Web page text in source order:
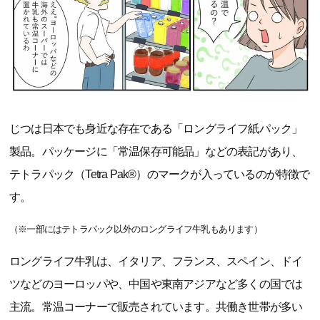
じつは日本でも身近な存在である「ロングライフ紙パック」
製品。パッケージに「常温保存可能品」などの表記があり、
テトラパック（Tetra Pak®）のマークが入っているのが特徴で
す。
（※一部にはテトラパック以外のロングライフ牛乳もあります）
ロングライフ牛乳は、イタリア、フランス、スペイン、ドイ
ツなどのヨーロッパや、中国や東南アジアなど多くの国では
主流。常温コーナーで販売されています。共働き世帯が多い